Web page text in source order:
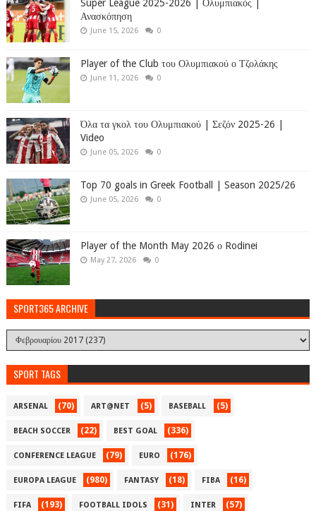
Super League 2025-2026 | Ολυμπιακός |
Ανασκόπηση
June 15, 2026 0
Player of the Club του Ολυμπιακού ο Τζολάκης
June 11, 2026 0
Όλα τα γκολ του Ολυμπιακού | Σεζόν 2025-26 |
Video
June 05, 2026 0
Top 70 goals in Greek Football | Season 2025/26
June 05, 2026 0
Player of the Month May 2026 ο Rodinei
May 27, 2026 0
SPORT365 ARCHIVE
SPORT TAGS
ARSENAL (70) ART@NET (5) BASEBALL (5)
BEACH SOCCER (22) BEST GOAL (336)
CONFERENCE LEAGUE (79) EURO (176)
EUROPA LEAGUE (980) FANTASY (18) FIBA (16)
FIFA (193) FOOTBALL IDOLS (31) INTER (57)